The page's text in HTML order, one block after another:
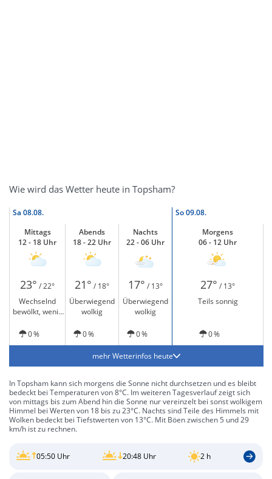
Wie wird das Wetter heute in Topsham?
Sa 08.08. So09.08.
Mittags
12 - 18 Uhr
Abends
18 - 22 Uhr
Nachts
22 - 06 Uhr
Morgens
06 - 12 Uhr
23° / 22° 21° / 18° 17° / 13° 27° / 13°
Wechselnd
bewölkt, wenig
Überwiegend
wolkig
Überwiegend
wolkig
Teils sonnig
0 % 0 % 0 % 0 %
mehr Wetterinfos heute
In Topsham kann sich morgens die Sonne nicht durchsetzen und es bleibt
bedeckt bei Temperaturen von 8°C. Im weiteren Tagesverlauf zeigt sich
von mittags bis zum Abend hin die Sonne nur vereinzelt bei sonst wolkigem
Himmel bei Werten von 18 bis zu 23°C. Nachts sind Teile des Himmels mit
Wolken bedeckt bei Tiefstwerten von 13°C. Mit Böen zwischen 5 und 29
km/h ist zu rechnen.
05:50 Uhr 20:48 Uhr 2 h